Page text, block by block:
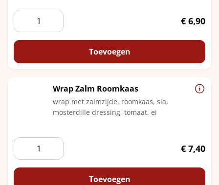
Wrap
Carpaccio
aantal
€ 6,90
Toevoegen
Wrap Zalm Roomkaas
wrap met zalmzijde, roomkaas, sla,
mosterdille dressing, tomaat, ei
Wrap
Zalm
Roomkaas
€ 7,40
Toevoegen